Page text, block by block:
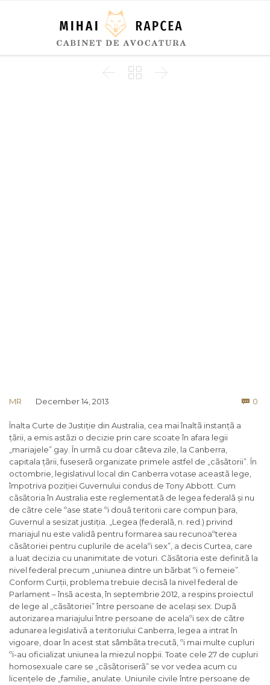
  
MR December 14, 2013  0
Înalta Curte de Justiție din Australia, cea mai înaltã instanțã a
țãrii, a emis astãzi o decizie prin care scoate în afara legii
„mariajele” gay. În urmã cu doar câteva zile, la Canberra,
capitala țãrii, fuseserã organizate primele astfel de „cãsãtorii”. În
octombrie, legislativul local din Canberra votase aceastã lege,
împotriva poziției Guvernului condus de Tony Abbott. Cum
cãsãtoria în Australia este reglementatã de legea federalã și nu
de cãtre cele ºase state ºi douã teritorii care compun þara,
Guvernul a sesizat justiția. „Legea (federalã, n. red.) privind
mariajul nu este validã pentru formarea sau recunoaºterea
cãsãtoriei pentru cuplurile de acelaºi sex”, a decis Curtea, care
a luat decizia cu unanimitate de voturi. Cãsãtoria este definitã la
nivel federal precum „uniunea dintre un bãrbat ºi o femeie”.
Conform Curții, problema trebuie decisã la nivel federal de
Parlament – însã acesta, în septembrie 2012, a respins proiectul
de lege al „cãsãtoriei” între persoane de același sex. Dupã
autorizarea mariajului între persoane de acelaºi sex de cãtre
adunarea legislativã a teritoriului Canberra, legea a intrat în
vigoare, doar în acest stat sâmbãta trecutã, ºi mai multe cupluri
ºi-au oficializat uniunea la miezul nopþii. Toate cele 27 de cupluri
homosexuale care se „cãsãtoriserã” se vor vedea acum cu
licențele de „familie„ anulate. Uniunile civile între persoane de